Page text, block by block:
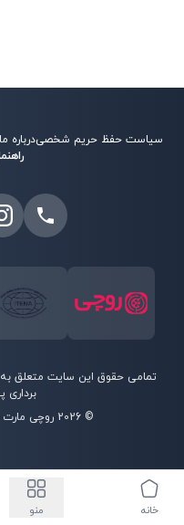
سیاست حفظ حریم شخصیدرباره ما
تمامی حقوق این سایت متعلق
برداری
©
2026 روچی
خانه منو